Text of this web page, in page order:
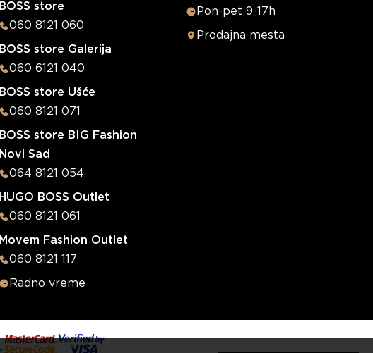
BOSS store
060 8121 060
BOSS store Galerija
060 6121 040
BOSS store Ušće
060 8121 071
BOSS store BIG Fashion
Novi Sad
064 8121 054
HUGO BOSS Outlet
060 8121 061
Movem Fashion Outlet
060 8121 117
Radno vreme
Pon-pet 9-17h
Prodajna mesta